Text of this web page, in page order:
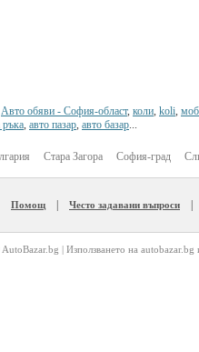
Авто обяви - София-област, коли, koli,
ръка, авто пазар, авто базар...
Стара Загора София-град
Помощ Често задавани въпроси
| Използването на autobazar.bg